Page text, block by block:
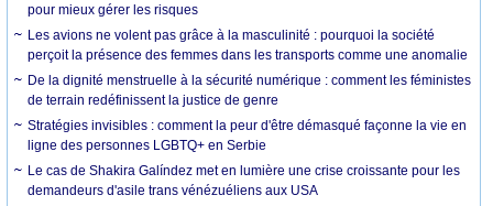
pour mieux gérer les risques
Les avions ne volent pas grâce à la masculinité : pourquoi la société
perçoit la présence des femmes dans les transports comme une anomalie
De la dignité menstruelle à la sécurité numérique : comment les féministes
de terrain redéfinissent la justice de genre
Stratégies invisibles : comment la peur d'être démasqué façonne la vie en
ligne des personnes LGBTQ+ en Serbie
Le cas de Shakira Galíndez met en lumière une crise croissante pour les
demandeurs d'asile trans vénézuéliens aux USA